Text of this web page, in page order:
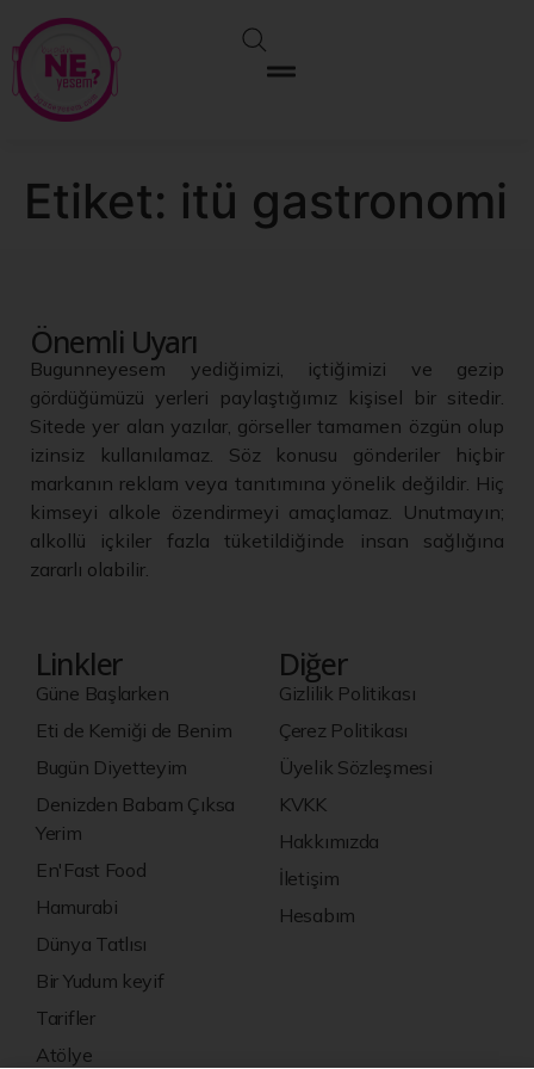
Etiket: itü gastronomi
Önemli Uyarı
Bugunneyesem yediğimizi, içtiğimizi ve gezip
gördüğümüzü yerleri paylaştığımız kişisel bir sitedir.
Sitede yer alan yazılar, görseller tamamen özgün olup
izinsiz kullanılamaz. Söz konusu gönderiler hiçbir
markanın reklam veya tanıtımına yönelik değildir. Hiç
kimseyi alkole özendirmeyi amaçlamaz. Unutmayın;
alkollü içkiler fazla tüketildiğinde insan sağlığına
zararlı olabilir.
Linkler
Güne Başlarken
Eti de Kemiği de Benim
Bugün Diyetteyim
Denizden Babam Çıksa
Yerim
En'Fast Food
Hamurabi
Dünya Tatlısı
Bir Yudum keyif
Tarifler
Atölye
Diğer
Gizlilik Politikası
Çerez Politikası
Üyelik Sözleşmesi
KVKK
Hakkımızda
İletişim
Hesabım